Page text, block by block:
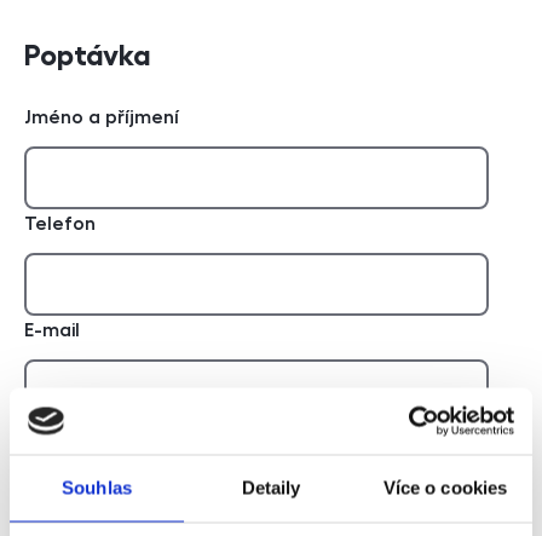
Souhlas Detaily Více o cookies
Poptávka
Jméno a příjmení
Telefon
E-mail
Zpráva